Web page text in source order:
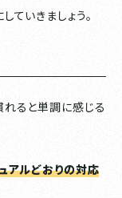
ていきましょう。
ると単調に感じる
アルどおりの対応